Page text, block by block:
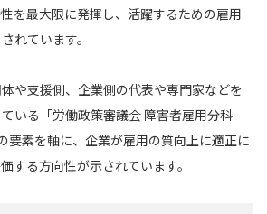
を最大限に発揮し、活躍するための雇用
れています。
や支援側、企業側の代表や専門家などを
いる「労働政策審議会 障害者雇用分科
要素を軸に、企業が雇用の質向上に適正に
する方向性が示されています。